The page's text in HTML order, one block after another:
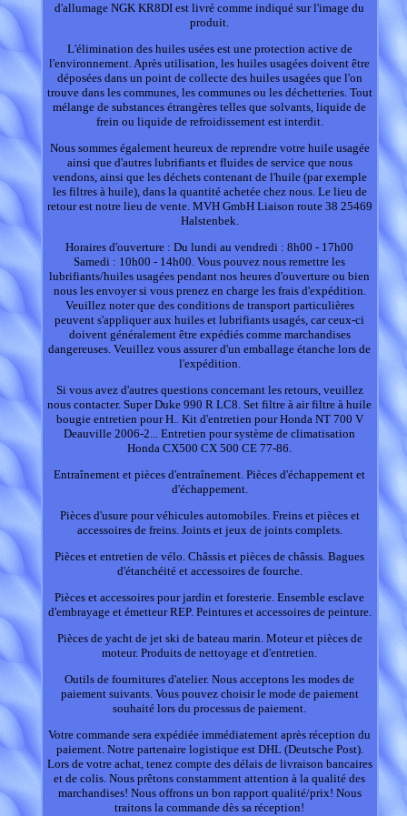
d'allumage NGK KR8DI est livré comme indiqué sur l'image du
produit.
L'élimination des huiles usées est une protection active de
l'environnement. Après utilisation, les huiles usagées doivent être
déposées dans un point de collecte des huiles usagées que l'on
trouve dans les communes, les communes ou les déchetteries. Tout
mélange de substances étrangères telles que solvants, liquide de
frein ou liquide de refroidissement est interdit.
Nous sommes également heureux de reprendre votre huile usagée
ainsi que d'autres lubrifiants et fluides de service que nous
vendons, ainsi que les déchets contenant de l'huile (par exemple
les filtres à huile), dans la quantité achetée chez nous. Le lieu de
retour est notre lieu de vente. MVH GmbH Liaison route 38 25469
Halstenbek.
Horaires d'ouverture : Du lundi au vendredi : 8h00 - 17h00
Samedi : 10h00 - 14h00. Vous pouvez nous remettre les
lubrifiants/huiles usagées pendant nos heures d'ouverture ou bien
nous les envoyer si vous prenez en charge les frais d'expédition.
Veuillez noter que des conditions de transport particulières
peuvent s'appliquer aux huiles et lubrifiants usagés, car ceux-ci
doivent généralement être expédiés comme marchandises
dangereuses. Veuillez vous assurer d'un emballage étanche lors de
l'expédition.
Si vous avez d'autres questions concernant les retours, veuillez
nous contacter. Super Duke 990 R LC8. Set filtre à air filtre à huile
bougie entretien pour H.. Kit d'entretien pour Honda NT 700 V
Deauville 2006-2... Entretien pour système de climatisation
Honda CX500 CX 500 CE 77-86.
Entraînement et pièces d'entraînement. Pièces d'échappement et
d'échappement.
Pièces d'usure pour véhicules automobiles. Freins et pièces et
accessoires de freins. Joints et jeux de joints complets.
Pièces et entretien de vélo. Châssis et pièces de châssis. Bagues
d'étanchéité et accessoires de fourche.
Pièces et accessoires pour jardin et foresterie. Ensemble esclave
d'embrayage et émetteur REP. Peintures et accessoires de peinture.
Pièces de yacht de jet ski de bateau marin. Moteur et pièces de
moteur. Produits de nettoyage et d'entretien.
Outils de fournitures d'atelier. Nous acceptons les modes de
paiement suivants. Vous pouvez choisir le mode de paiement
souhaité lors du processus de paiement.
Votre commande sera expédiée immédiatement après réception du
paiement. Notre partenaire logistique est DHL (Deutsche Post).
Lors de votre achat, tenez compte des délais de livraison bancaires
et de colis. Nous prêtons constamment attention à la qualité des
marchandises! Nous offrons un bon rapport qualité/prix! Nous
traitons la commande dès sa réception!